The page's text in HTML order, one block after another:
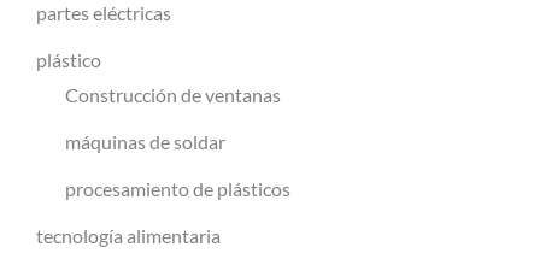
partes eléctricas
plástico
Construcción de ventanas
máquinas de soldar
procesamiento de plásticos
tecnología alimentaria